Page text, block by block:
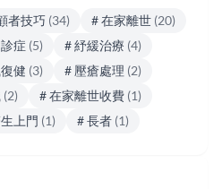
者技巧 (34) # 在家離世 (20)
症 (5) # 紓緩治療 (4)
健 (3) # 壓瘡處理 (2)
(2) # 在家離世收費 (1)
上門 (1) # 長者 (1)